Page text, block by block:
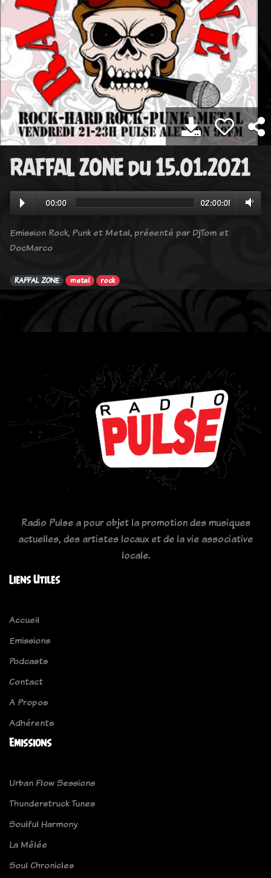
RAFFAL ZONE du 15.01.2021
00:00 02:00:01
Emission Rock, Punk et Metal, présenté par DjTom et
DocMarco
RAFFAL ZONE metal rock
Radio Pulse a pour objet la promotion des musiques
actuelles, des artistes locaux et de la vie associative
locale.
Liens Utiles
Accueil
Emissions
Podcasts
Contact
A Propos
Adhérents
Emissions
Urban Flow Sessions
Thunderstruck Tunes
Soulful Harmony
La Mêlée
Soul Chronicles